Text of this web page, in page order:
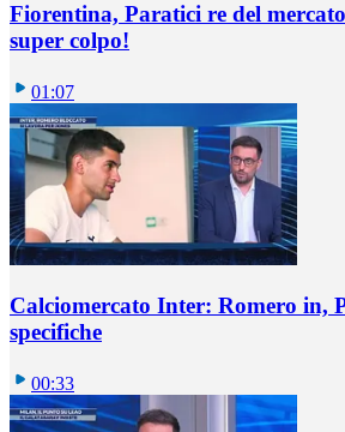
Fiorentina, Paratici re del
super colpo!
01:07
Calciomercato Inter: Romero in,
specifiche
00:33